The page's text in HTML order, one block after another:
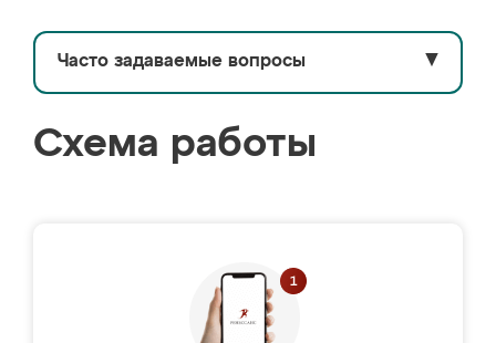
Часто задаваемые вопросы ▼
Схема работы